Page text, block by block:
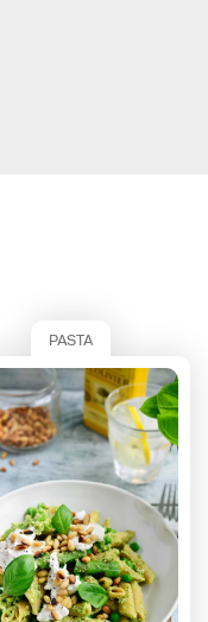
PASTA